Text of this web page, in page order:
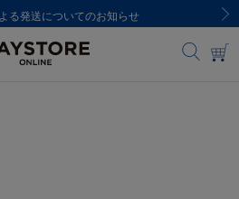
8,000円(税込)以上のご購入で送料無料